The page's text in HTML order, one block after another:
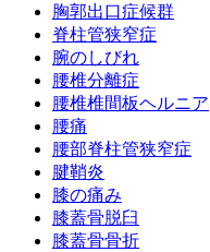
胸郭出口症候群
脊柱管狭窄症
腕のしびれ
腰椎分離症
腰椎椎間板ヘルニア
腰痛
腰部脊柱管狭窄症
腱鞘炎
膝の痛み
膝蓋骨脱臼
膝蓋骨骨折